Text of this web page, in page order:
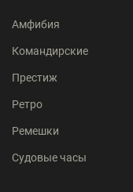
Амфибия
Командирские
Престиж
Ретро
Ремешки
Судовые часы